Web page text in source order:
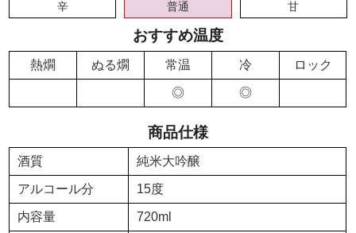
辛 普通 甘
おすすめ温度
熱燗 ぬる燗 常温 冷 ロック
◎ ◎
商品仕様
酒質 純米大吟醸
アルコール分 15度
内容量 720ml